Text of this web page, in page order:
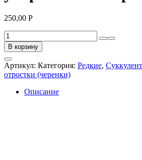
250,00 Р
Количество
товара
Крестовник
Серпенс
укорененный
отросток
В корзину
Артикул: Категория: Редкие,
отростки (черенки)
Описание